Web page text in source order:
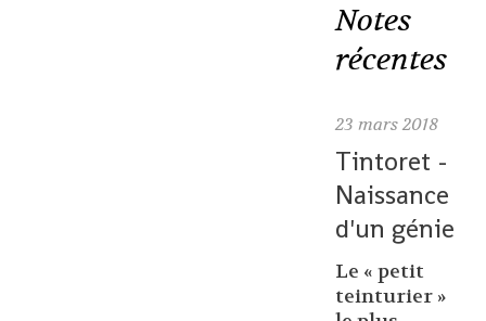
Notes
récentes
23 mars 2018
Tintoret -
Naissance
d'un génie
Le « petit
teinturier »